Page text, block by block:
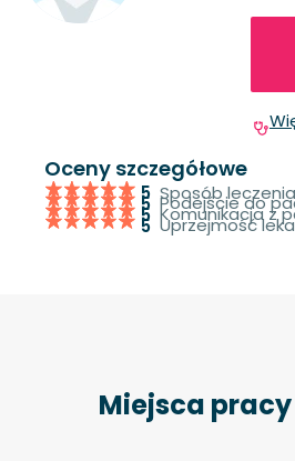
Oceny szczegółowe
5 Sposób leczenia
5 Podejście do
5 Komunikacja z
5 Uprzejmość
Miejsca